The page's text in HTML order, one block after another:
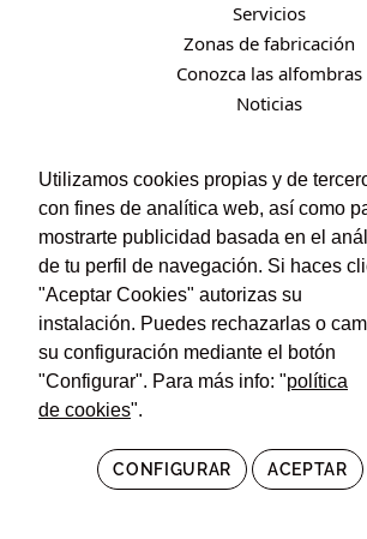
Servicios
Zonas de fabricación
Conozca las alfombras
Noticias
CONTACTO
Contacto
Política de privacidad
Política de cookies
Condiciones de uso y
© Irán Alfombras. Todos los derechos
Utilizamos cookies propias y de
con fines de analítica web, así como
mostrarte publicidad basada en el
de tu perfil de navegación. Si haces
"Aceptar Cookies" autorizas su
instalación. Puedes rechazarlas o
su configuración mediante el botón
"Configurar". Para más info: "política
de cookies".
CONFIGURAR ACEPTAR